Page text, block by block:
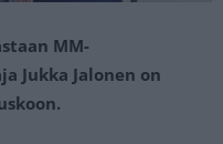
MM-
Jukka Jalonen on